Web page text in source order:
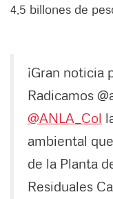
4,5 billones de
¡Gran noticia
Radicamos
@ANLA_Col
ambiental
de la Planta
Residuales